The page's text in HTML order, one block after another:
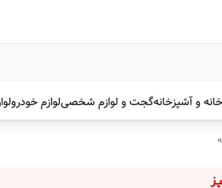
خانه و آشپزخانهگجت و لوازم شخصیلوازم خودرو